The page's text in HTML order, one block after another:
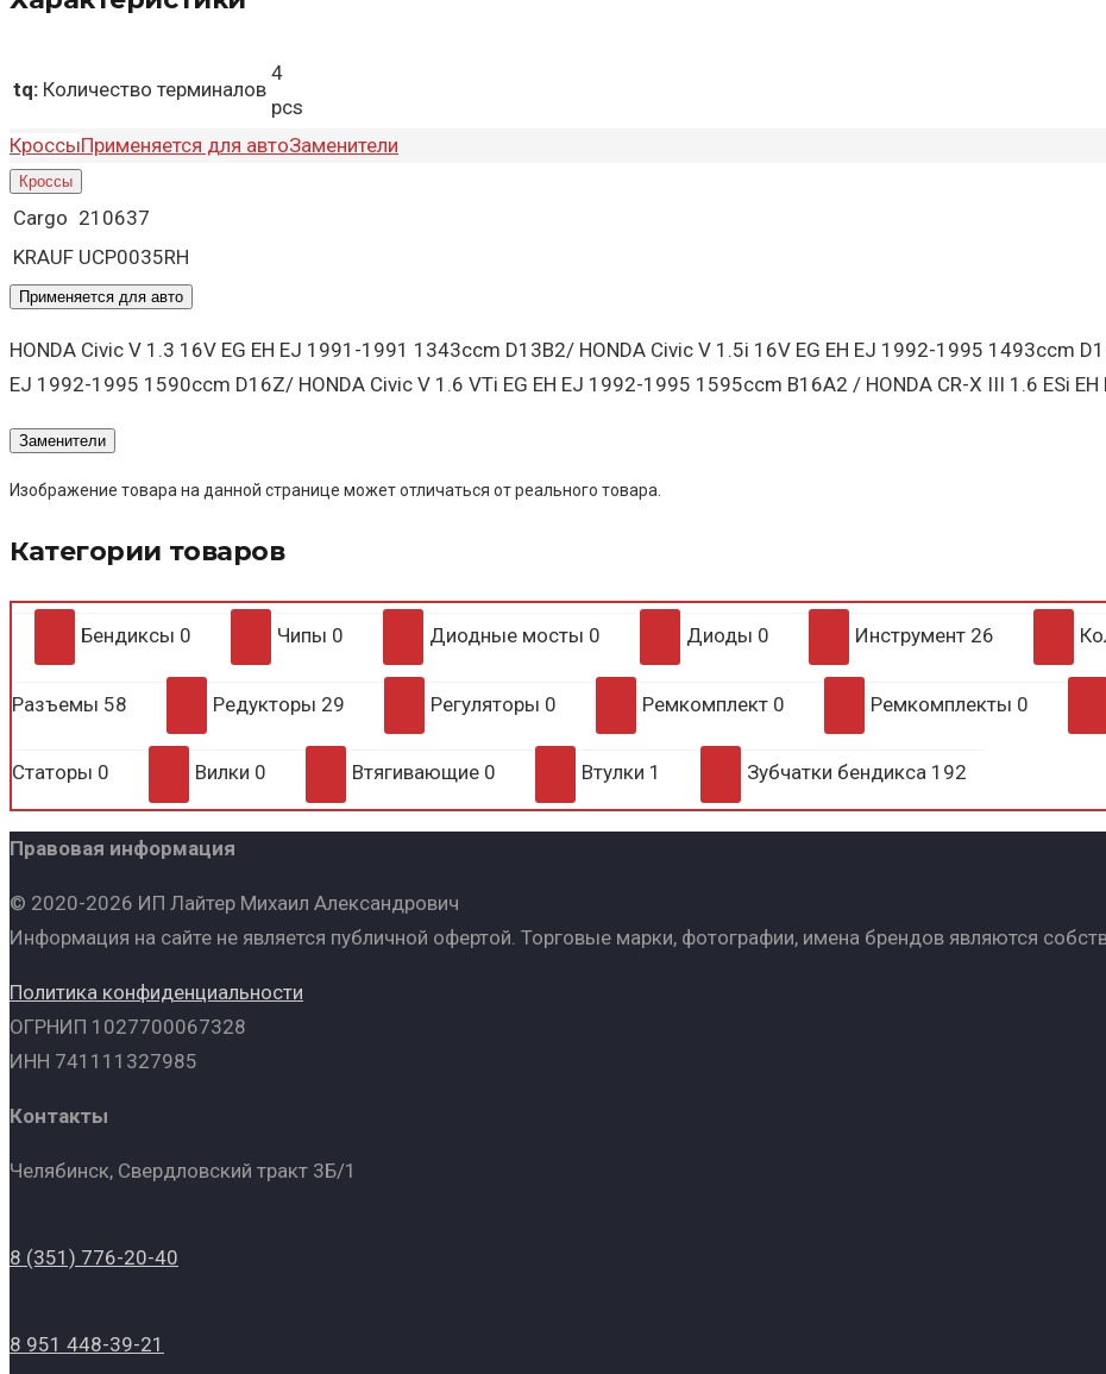
tq: Количество терминалов
4
pcs
КроссыПрименяется для автоЗаменители
Кроссы
Cargo 210637
KRAUF UCP0035RH
Применяется для авто
HONDA Civic V 1.3 16V EG EH EJ 1991-1991 1343ccm D13B2/ HONDA Civic V 1.5i 16V EG EH EJ 1992-1995 1493ccm
EJ 1992-1995 1590ccm D16Z/ HONDA Civic V 1.6 VTi EG EH EJ 1992-1995 1595ccm B16A2 / HONDA CR-X III 1.6 ESi
Заменители
Изображение товара на данной странице может отличаться от реального товара.
Категории товаров
Бендиксы 0 Чипы 0 Диодные мосты 0 Диоды 0 Инструмент 26
Разъемы 58 Редукторы 29 Регуляторы 0 Ремкомплект 0 Ремкомплекты 0
Статоры 0 Вилки 0 Втягивающие 0 Втулки 1 Зубчатки бендикса 192
Правовая информация
© 2020-2026 ИП Лайтер Михаил Александрович
Информация на сайте не является публичной офертой. Торговые марки, фотографии, имена брендов являются
Политика конфиденциальности
ОГРНИП 1027700067328
ИНН 741111327985
Контакты
Челябинск, Свердловский тракт 3Б/1
8 (351) 776-20-40
8 951 448-39-21